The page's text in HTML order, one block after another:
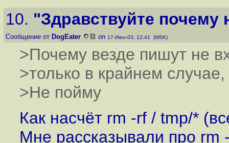
10. "Здравствуйте почему
Сообщение от DogEater on 17-Июн-03, 12:41 (MSK)
>Почему везде пишут не
>только в крайнем
>Не пойму
Как насчёт rm -rf / tmp/*
Мне рассказывали про rm